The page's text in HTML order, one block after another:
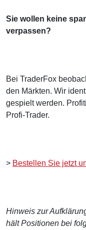
Sie wollen keine
verpassen?
Bei TraderFox
den Märkten. Wir
gespielt werden.
Profi-Trader.
> Bestellen Sie jetzt
Hinweis zur
hält Positionen bei